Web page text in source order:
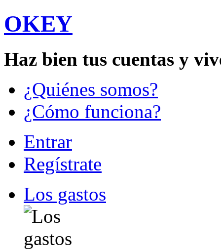
OKEY
Haz bien tus cuentas y
¿Quiénes somos?
¿Cómo funciona?
Entrar
Regístrate
Los gastos